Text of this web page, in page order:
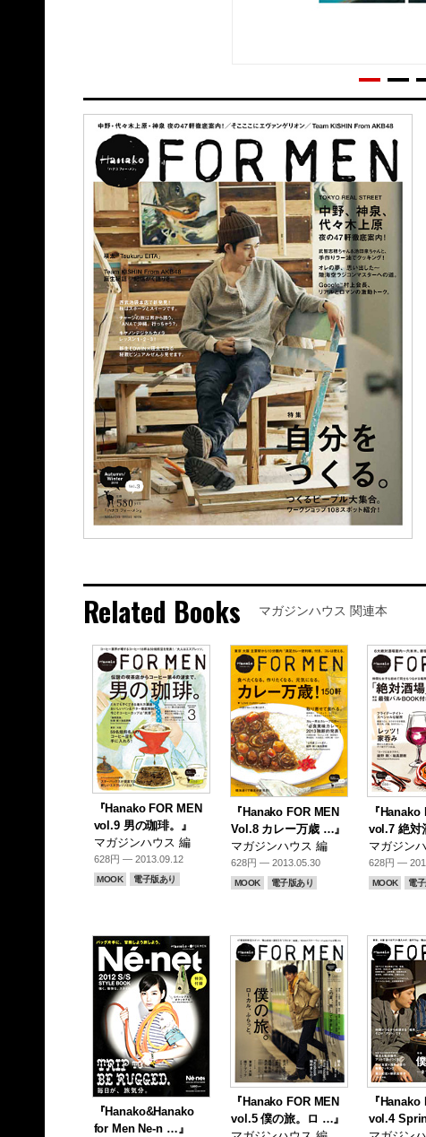
Related Books マガジンハウス 関連本
『Hanako FOR MEN
vol.9 男の珈琲。』
マガジンハウス 編
628円 — 2013.09.12
MOOK 電子版あり
『Hanako FOR MEN
Vol.8 カレー万歳 …』
マガジンハウス 編
628円 — 2013.05.30
MOOK 電子版あり
『Hanako
vol.7 絶対
マガジン
628円 —
MOOK 電
『Hanako&Hanako
for Men Ne-n …』
『Hanako FOR MEN
vol.5 僕の旅。ロ …』
『Hanako
vol.4